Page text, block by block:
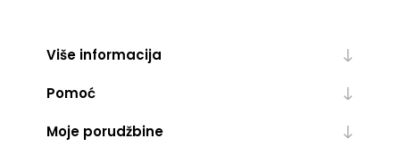
Više informacija
Pomoć
Moje porudžbine